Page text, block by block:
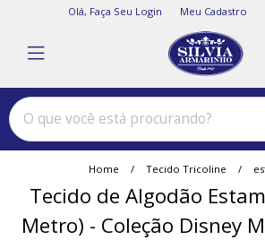
Meu Cadastro
Olá, Faça Seu Login
Home Tecido Tricoline
Tecido de Algodão
Metro) - Coleção Disney